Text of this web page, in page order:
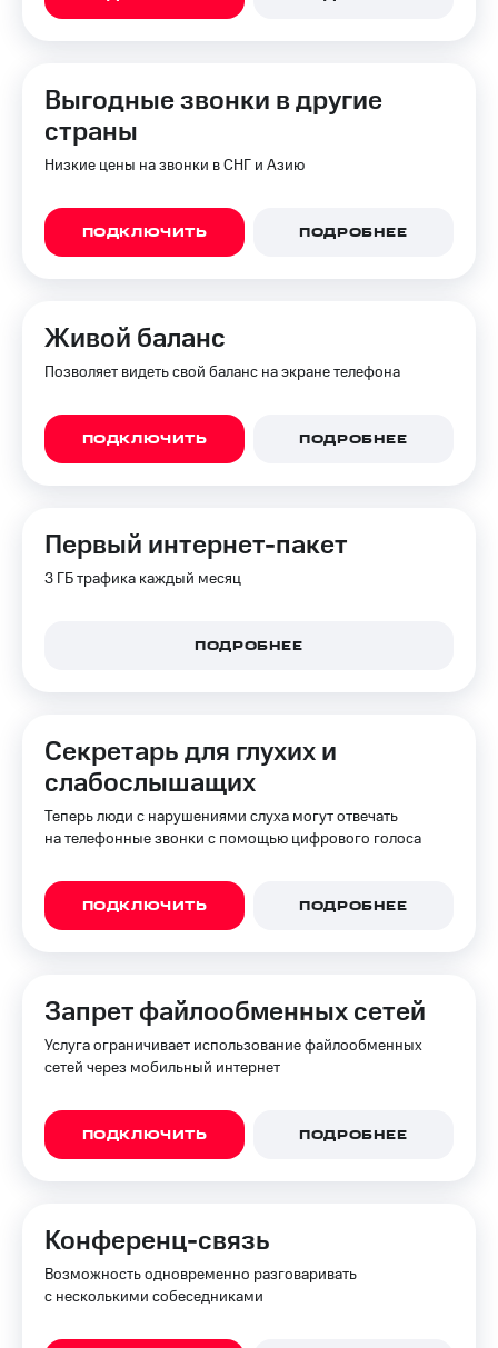
Выгодные звонки в другие
страны
Низкие цены на звонки в СНГ и Азию
ПОДКЛЮЧИТЬ ПОДРОБНЕЕ
Живой баланс
Позволяет видеть свой баланс на экране телефона
ПОДКЛЮЧИТЬ ПОДРОБНЕЕ
Первый интернет-пакет
3 ГБ трафика каждый месяц
ПОДРОБНЕЕ
Секретарь для глухих и
слабослышащих
Теперь люди с нарушениями слуха могут отвечать
на телефонные звонки с помощью цифрового голоса
ПОДКЛЮЧИТЬ ПОДРОБНЕЕ
Запрет файлообменных сетей
Услуга ограничивает использование файлообменных
сетей через мобильный интернет
ПОДКЛЮЧИТЬ ПОДРОБНЕЕ
Конференц-связь
Возможность одновременно разговаривать
с несколькими собеседниками